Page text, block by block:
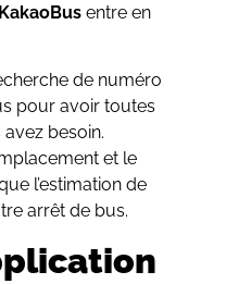
entre en
de numéro
pour avoir toutes
besoin.
et le
l’estimation de
arrêt de bus.